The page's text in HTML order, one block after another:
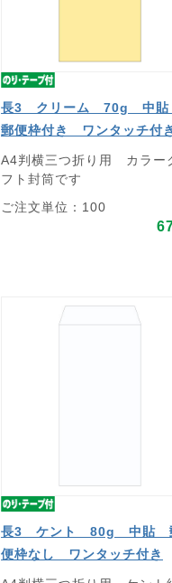
長3 クリーム 70g 中
郵便枠付き ワンタッチ付
A4判横三つ折り用 カラー
フト封筒です
ご注文単位：100
長3 ケント 80g 中貼
便枠なし ワンタッチ付き